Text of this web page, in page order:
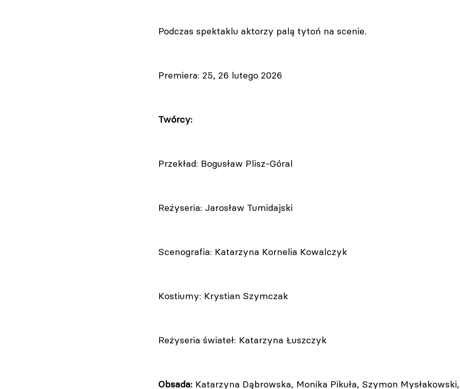
Podczas spektaklu aktorzy palą tytoń na scenie.
Premiera: 25, 26 lutego 2026
Twórcy:
Przekład: Bogusław Plisz-Góral
Reżyseria: Jarosław Tumidajski
Scenografia: Katarzyna Kornelia Kowalczyk
Kostiumy: Krystian Szymczak
Reżyseria świateł: Katarzyna Łuszczyk
Obsada: Katarzyna Dąbrowska, Monika Pikuła, Szymon